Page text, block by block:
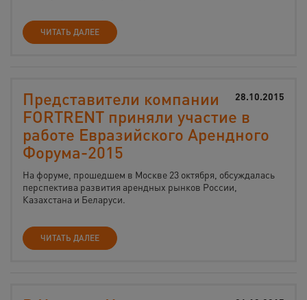
ЧИТАТЬ ДАЛЕЕ
28.10.2015
Представители компании
FORTRENT приняли участие в
работе Евразийского Арендного
Форума-2015
На форуме, прошедшем в Москве 23 октября, обсуждалась
перспектива развития арендных рынков России,
Казахстана и Беларуси.
ЧИТАТЬ ДАЛЕЕ